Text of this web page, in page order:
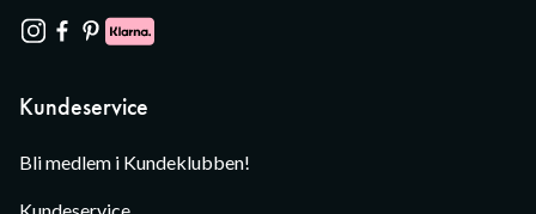
Kundeservice
Bli medlem i Kundeklubben!